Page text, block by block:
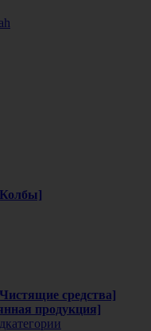
средства]
продукция]